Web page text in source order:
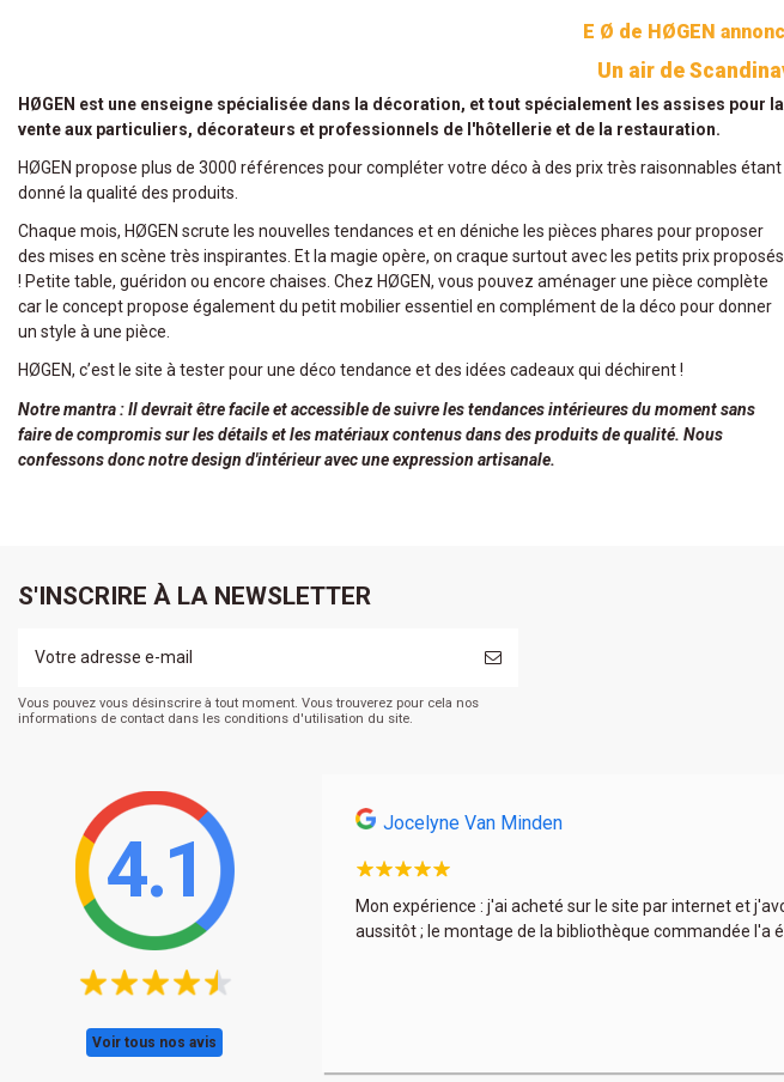
E Ø de HØGEN
Un air de
HØGEN est une enseigne spécialisée dans la décoration, et tout spécialement les assises pour la
vente aux particuliers, décorateurs et professionnels de l'hôtellerie et de la restauration.
HØGEN propose plus de 3000 références pour compléter votre déco à des prix très raisonnables étant
donné la qualité des produits.
Chaque mois, HØGEN scrute les nouvelles tendances et en déniche les pièces phares pour proposer
des mises en scène très inspirantes. Et la magie opère, on craque surtout avec les petits prix proposés
! Petite table, guéridon ou encore chaises. Chez HØGEN, vous pouvez aménager une pièce complète
car le concept propose également du petit mobilier essentiel en complément de la déco pour donner
un style à une pièce.
HØGEN, c’est le site à tester pour une déco tendance et des idées cadeaux qui déchirent !
Notre mantra : Il devrait être facile et accessible de suivre les tendances intérieures du moment sans
faire de compromis sur les détails et les matériaux contenus dans des produits de qualité. Nous
confessons donc notre design d'intérieur avec une expression artisanale.
S'INSCRIRE À LA NEWSLETTER
Vous pouvez vous désinscrire à tout moment. Vous trouverez pour cela nos
informations de contact dans les conditions d'utilisation du site.
4.1
Voir tous nos avis
encore une fois à très bon prix. La déco est
Jocelyne Van Minden
Mon expérience : j'ai acheté sur le site par internet et
aussitôt ; le montage de la bibliothèque commandée l'a